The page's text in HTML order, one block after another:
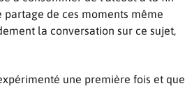
partage de ces moments même
la conversation sur ce sujet,
une première fois et que